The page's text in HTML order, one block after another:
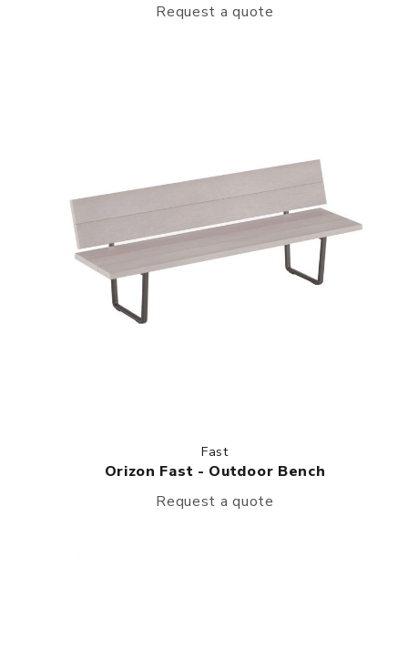
Request a quote
Fast
Orizon Fast - Outdoor Bench
Request a quote